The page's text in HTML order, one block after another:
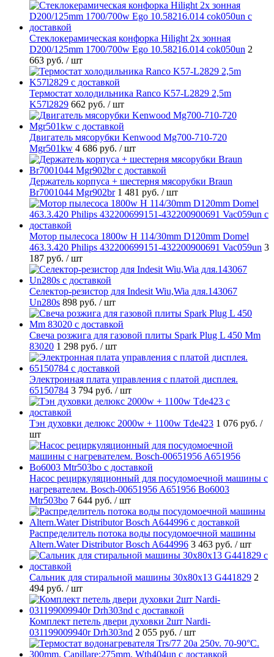
Стеклокерамическая конфорка Hilight 2х зонная
D200/125mm 1700/700w Ego 10.58216.014 cok050un 2
663 руб. / шт
Термостат холодильника Ranco K57-L2829 2,5m
K57l2829 662 руб. / шт
Двигатель мясорубки Kenwood Mg700-710-720
Mgr501kw 4 686 руб. / шт
Держатель корпуса + шестерня мясорубки Braun
Br7001044 Mgr902br 1 481 руб. / шт
Мотор пылесоса 1800w H 114/30mm D120mm Domel
463.3.420 Philips 432200699151-432200900691 Vac059un 3
187 руб. / шт
Селектор-резистор для Indesit Wiu,Wia для.143067
Un280s 898 руб. / шт
Свеча розжига для газовой плиты Spark Plug L 450 Mm
83020 1 298 руб. / шт
Электронная плата управления с платой дисплея.
65150784 3 794 руб. / шт
Тэн духовки делюкс 2000w + 1100w Tde423 1 076 руб. /
шт
Насос рециркуляционный для посудомоечной машины с
нагревателем. Bosch-00651956 A651956 Bo6003
Mtr503bo 7 644 руб. / шт
Распределитель потока воды посудомоечной машины
Altern.Water Distributor Bosch A644996 3 463 руб. / шт
Cальник для стиральной машины 30x80x13 G441829 2
494 руб. / шт
Комплект петель двери духовки 2шт Nardi-
031199009940r Drh303nd 2 055 руб. / шт